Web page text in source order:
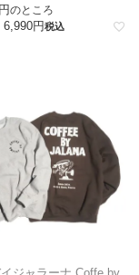
のところ
6,990 税込